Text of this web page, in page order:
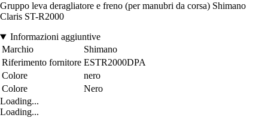
Gruppo leva deragliatore e freno (per manubri da corsa) Shimano
Claris ST-R2000
Informazioni aggiuntive
Marchio
Shimano
Riferimento fornitore ESTR2000DPA
Colore
nero
Colore
Nero
Loading...
Loading...